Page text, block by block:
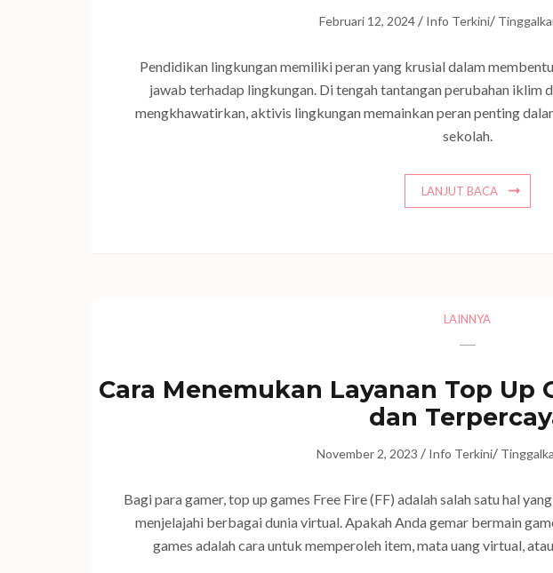
Februari 12, 2024 / Info Terkini/
Pendidikan lingkungan memiliki peran yang krusial dalam
jawab terhadap lingkungan. Di tengah tantangan perubahan iklim
mengkhawatirkan, aktivis lingkungan memainkan peran penting
sekolah.
LANJUT BACA
LAINNYA
Cara Menemukan Layanan Top Up
dan
November 2, 2023 / Info Terkini/
Bagi para gamer, top up games Free Fire (FF) adalah salah satu hal
menjelajahi berbagai dunia virtual. Apakah Anda gemar bermain
games adalah cara untuk memperoleh item, mata uang virtual,